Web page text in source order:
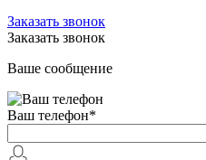
Заказать звонок
Заказать звонок
Ваше сообщение
Ваш телефон*